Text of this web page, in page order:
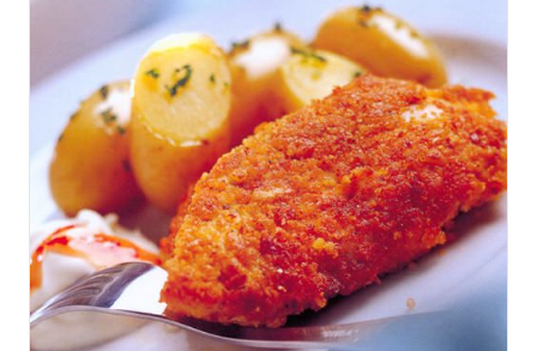
AANMELDEN
RECEPTEN
WEEKMENU'S
KOOKBOEKEN